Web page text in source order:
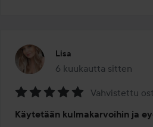
Lisa
6 kuukautta sitten
Viesti luotiin 6
5
Vahvistettu
Käytetään kulmakarvoihin ja